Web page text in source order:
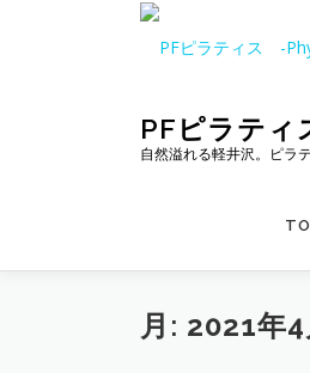
PFピラテ
自然溢れる軽井沢。ピラ
月: 2021年4